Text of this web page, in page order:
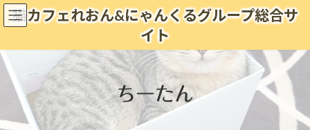
コ
ン
ン
ツ
へ
ッ
ナ
ビ
ー
シ
ョ
移
猫カフェれおん&にゃんくるグループ総合サ
イト
ちーたん